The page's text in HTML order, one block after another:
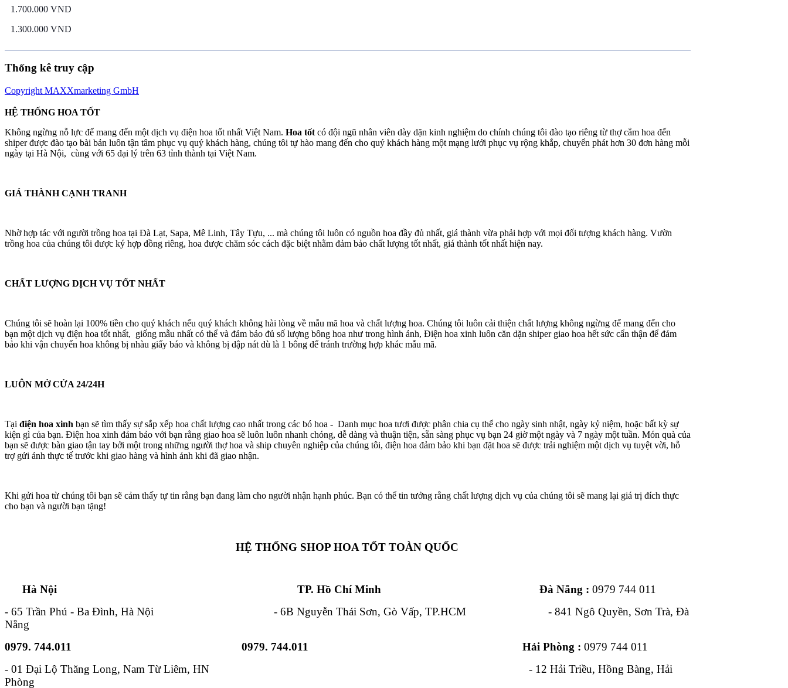
1.700.000 VND
1.300.000 VND
Thống kê truy cập
Copyright MAXXmarketing GmbH
HỆ THỐNG HOA TỐT
Không ngừng nỗ lực để mang đến một dịch vụ điện hoa tốt nhất Việt Nam. Hoa tốt có đội ngũ nhân viên dày dặn kinh nghiệm do chính chúng tôi đào tạo riêng từ thợ cắm hoa đến
shiper được đào tạo bài bản luôn tận tâm phục vụ quý khách hàng, chúng tôi tự hào mang đến cho quý khách hàng một mạng lưới phục vụ rộng khắp, chuyển phát hơn 30 đơn hàng mỗi
ngày tại Hà Nội, cùng với 65 đại lý trên 63 tỉnh thành tại Việt Nam.
GIÁ THÀNH CẠNH TRANH
Nhờ hợp tác với người trồng hoa tại Đà Lạt, Sapa, Mê Linh, Tây Tựu, ... mà chúng tôi luôn có nguồn hoa đầy đủ nhất, giá thành vừa phải hợp với mọi đối tượng khách hàng. Vườn
trồng hoa của chúng tôi được ký hợp đồng riêng, hoa được chăm sóc cách đặc biệt nhằm đảm bảo chất lượng tốt nhất, giá thành tốt nhất hiện nay.
CHẤT LƯỢNG DỊCH VỤ TỐT NHẤT
Chúng tôi sẽ hoàn lại 100% tiền cho quý khách nếu quý khách không hài lòng về mẫu mã hoa và chất lượng hoa. Chúng tôi luôn cải thiện chất lượng không ngừng để mang đến cho
bạn một dịch vụ điện hoa tốt nhất, giống mẫu nhất có thể và đảm bảo đủ số lượng bông hoa như trong hình ảnh, Điện hoa xinh luôn căn dặn shiper giao hoa hết sức cẩn thận để đảm
bảo khi vận chuyển hoa không bị nhàu giấy báo và không bị dập nát dù là 1 bông để tránh trường hợp khác mẫu mã.
LUÔN MỞ CỬA 24/24H
Tại điện hoa xinh bạn sẽ tìm thấy sự sắp xếp hoa chất lượng cao nhất trong các bó hoa - Danh mục hoa tươi được phân chia cụ thể cho ngày sinh nhật, ngày kỷ niệm, hoặc bất kỳ sự
kiện gì của bạn. Điện hoa xinh đảm bảo với bạn rằng giao hoa sẽ luôn luôn nhanh chóng, dễ dàng và thuận tiện, sẵn sàng phục vụ bạn 24 giờ một ngày và 7 ngày một tuần. Món quà của
bạn sẽ được bàn giao tận tay bởi một trong những người thợ hoa và ship chuyên nghiệp của chúng tôi, điện hoa đảm bảo khi bạn đặt hoa sẽ được trải nghiệm một dịch vụ tuyệt vời, hỗ
trợ gửi ảnh thực tế trước khi giao hàng và hình ảnh khi đã giao nhận.
Khi gửi hoa từ chúng tôi bạn sẽ cảm thấy tự tin rằng bạn đang làm cho người nhận hạnh phúc. Bạn có thể tin tưởng rằng chất lượng dịch vụ của chúng tôi sẽ mang lại giá trị đích thực
cho bạn và người bạn tặng!
HỆ THỐNG SHOP HOA TỐT TOÀN QUỐC
Hà Nội TP. Hồ Chí Minh Đà Nẵng : 0979 744 011
- 65 Trần Phú - Ba Đình, Hà Nội - 6B Nguyễn Thái Sơn, Gò Vấp, TP.HCM - 841 Ngô Quyền, Sơn Trà, Đà
Nẵng
0979. 744.011
0979. 744.011 Hải Phòng : 0979 744 011
- 01 Đại Lộ Thăng Long, Nam Từ Liêm, HN - 12 Hải Triều, Hồng Bàng, Hải
Phòng